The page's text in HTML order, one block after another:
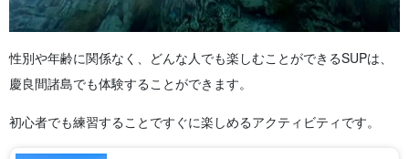
性別や年齢に関係なく、どんな人でも楽しむことができるSUPは、
慶良間諸島でも体験することができます。
初心者でも練習することですぐに楽しめるアクティビティです。